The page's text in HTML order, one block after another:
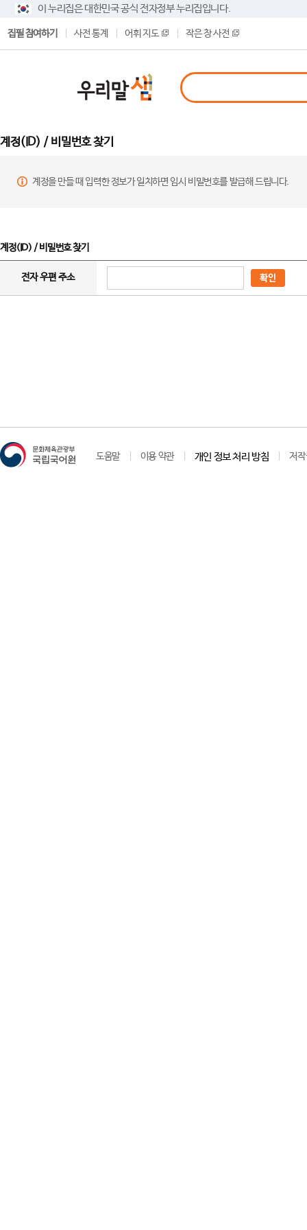
이 누리집은 대한민국 공식 전자정부 누리집입니다.
집필 참여하기 사전 통계 어휘 지도 작은 창 사전
계정(ID) / 비밀번호 찾기
계정을 만들 때 입력한 정보가 일치하면 임시 비밀번호를 발급해 드립니다.
계정(ID) / 비밀번호 찾기
전자 우편 주소 확인
도움말 이용 약관 개인 정보 처리 방침 저